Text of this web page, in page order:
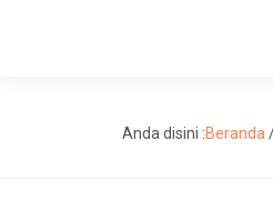
Anda disini :Beranda